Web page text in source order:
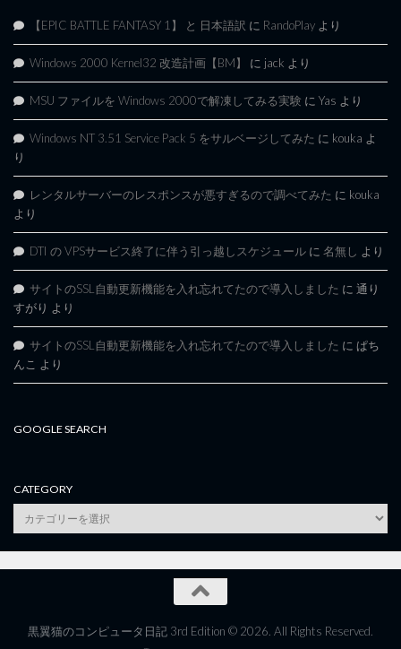
【EPIC BATTLE FANTASY 1】 と 日本語訳 に RandoPlay より
Windows 2000 Kernel32 改造計画【BM】 に jack より
MSU ファイルを Windows 2000で解凍してみる実験 に Yas より
Windows NT 3.51 Service Pack 5 をサルベージしてみた に kouka よ
り
レンタルサーバーのレスポンスが悪すぎるので調べてみた に kouka
より
DTI の VPSサービス終了に伴う引っ越しスケジュール に 名無し より
サイトのSSL自動更新機能を入れ忘れてたので導入しました に 通り
すがり より
サイトのSSL自動更新機能を入れ忘れてたので導入しました に ぱち
んこ より
GOOGLE SEARCH
CATEGORY
category
黒翼猫のコンピュータ日記 3rd Edition © 2026. All Rights Reserved.